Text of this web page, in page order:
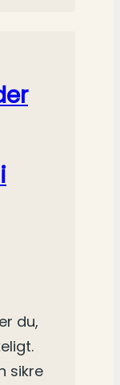
du,
sikre